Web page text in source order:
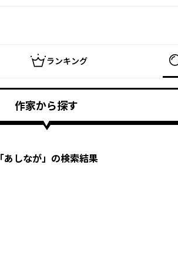
ランキング
作家から探す
「あしなが」の検索結果